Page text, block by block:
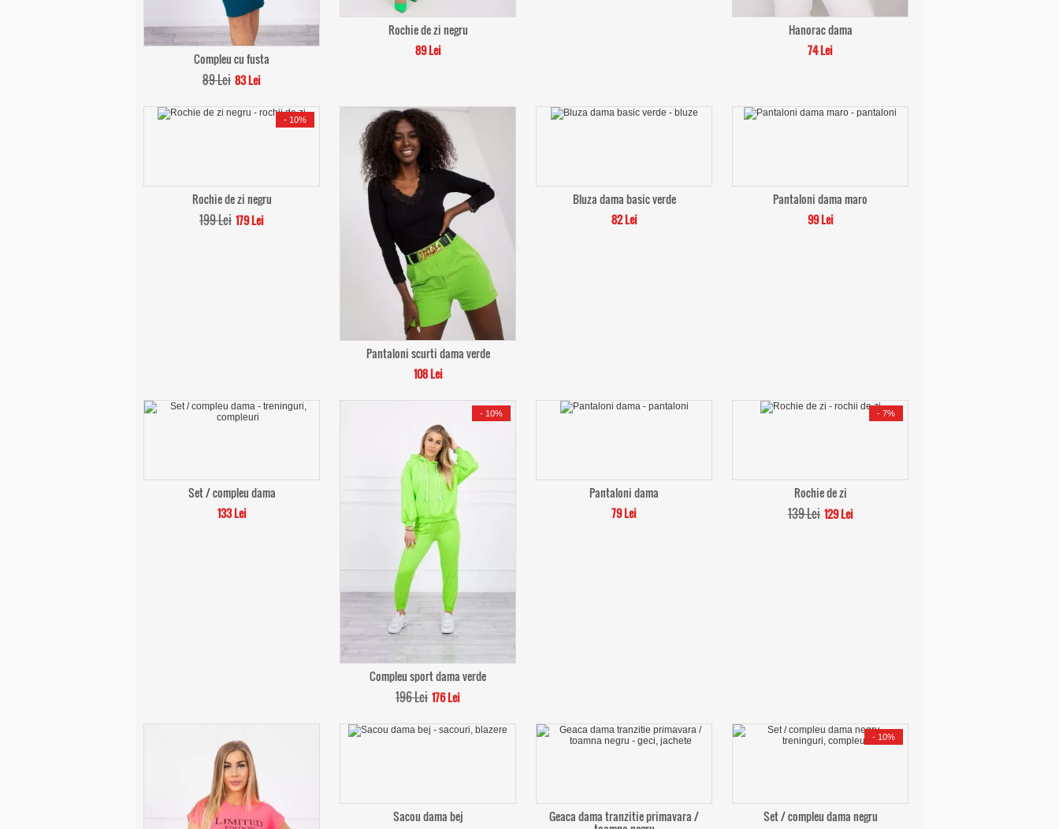
Compleu cu fusta
89 Lei 83 Lei
Rochie de zi negru
89 Lei
Hanorac dama
74 Lei
- 10%
Rochie de zi negru
199 Lei 179 Lei
Pantaloni scurti dama verde
108 Lei
Bluza dama basic verde
82 Lei
Pantaloni dama maro
99 Lei
Set / compleu dama
133 Lei
- 10%
Compleu sport dama verde
196 Lei 176 Lei
Pantaloni dama
79 Lei
- 7%
Rochie de zi
139 Lei 129 Lei
Sacou dama bej
Geaca dama tranzitie primavara /
- 10%
Set / compleu dama negru